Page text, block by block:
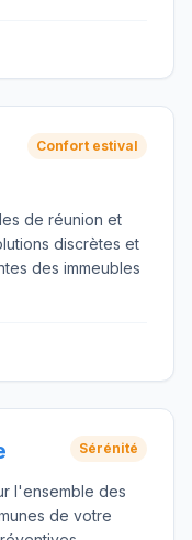
Confort estival
de réunion et
discrètes et
des immeubles
Sérénité
l'ensemble des
de votre